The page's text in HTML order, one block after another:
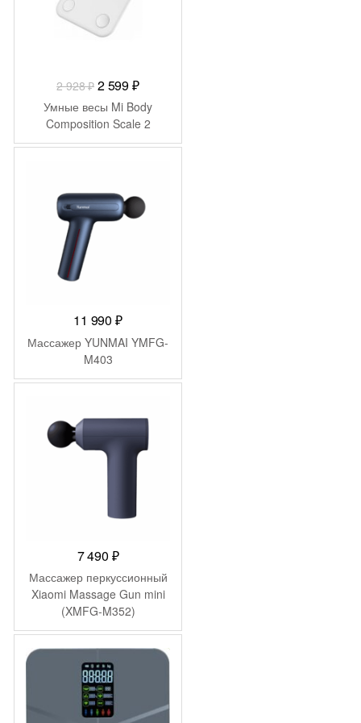
2 928₽ Первоначальная
цена
составляла
2
2 599₽Текущая
цена:
2
599 ₽.
Умные весы Mi Body
Composition Scale 2
11 990₽
Массажер YUNMAI YMFG-
M403
7 490 ₽
Массажер перкуссионный
Xiaomi Massage Gun mini
(XMFG-M352)
₽